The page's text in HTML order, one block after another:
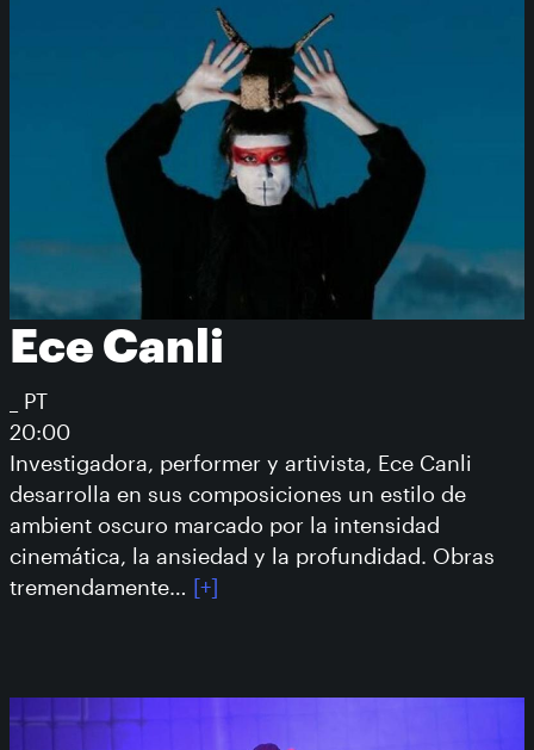
Ece Canli
_ PT
20:00
Investigadora, performer y artivista, Ece Canli
desarrolla en sus composiciones un estilo de
ambient oscuro marcado por la intensidad
cinemática, la ansiedad y la profundidad. Obras
tremendamente… [+]